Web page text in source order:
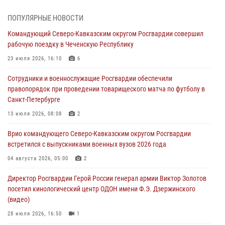
Росгвардейцы задержали мужчину, открывшего стрельбу в
Подмосковье (видео)
Росгвардейцы провели выставку вооружения для участников сбора
«Гвардеец» в Пензе (видео)
06 августа 2026, 12:00
В Курске росгвардейцы приняли участие в митинге, посвященном
второй годовщине вторжения ВСУ на территорию области
06 августа 2026, 11:56 4
В Санкт-Петербурге наряд Росгвардии задержал правонарушителя,
угрожавшего подростку травматическим пистолетом
06 августа 2026, 11:33
ПОПУЛЯРНЫЕ НОВОСТИ
Командующий Северо-Кавказским округом Росгвардии совершил
рабочую поездку в Чеченскую Республику
23 июля 2026, 16:10 6
Сотрудники и военнослужащие Росгвардии обеспечили
правопорядок при проведении товарищеского матча по футболу в
Санкт-Петербурге
13 июля 2026, 08:08 2
Врио командующего Северо-Кавказским округом Росгвардии
встретился с выпускниками военных вузов 2026 года
04 августа 2026, 05:00 2
Директор Росгвардии Герой России генерал армии Виктор Золотов
посетил кинологический центр ОДОН имени Ф.Э. Дзержинского
(видео)
28 июля 2026, 16:50 1